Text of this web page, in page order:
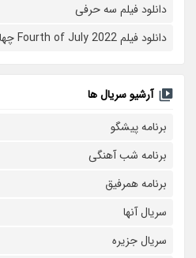
دانلود فیلم سه حرفی
دانلود فیلم Fourth of July 2022 چهارم جولای
آرشیو سریال ها
برنامه پیشگو
برنامه شب آهنگی
برنامه همرفیق
سریال آنها
سریال جزیره